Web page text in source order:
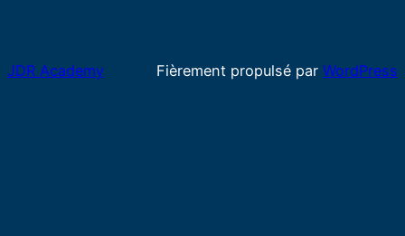
JDR Academy Fièrement propulsé par WordPress